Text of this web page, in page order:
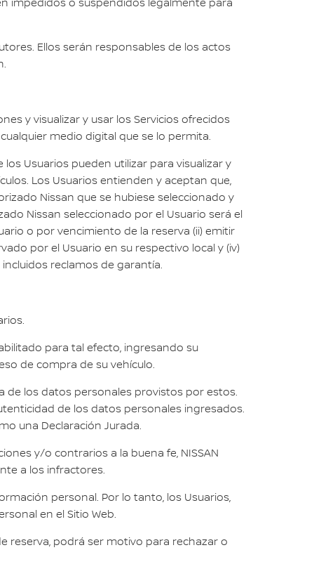
impedidos o suspendidos legalmente para
Ellos serán responsables de los actos
y visualizar y usar los Servicios ofrecidos
medio digital que se lo permita.
Usuarios pueden utilizar para visualizar y
Los Usuarios entienden y aceptan que,
Nissan que se hubiese seleccionado y
Nissan seleccionado por el Usuario será el
o por vencimiento de la reserva (ii) emitir
por el Usuario en su respectivo local y (iv)
reclamos de garantía.
para tal efecto, ingresando su
de compra de su vehículo.
de los datos personales provistos por estos.
de los datos personales ingresados.
una Declaración Jurada.
y/o contrarios a la buena fe, NISSAN
a los infractores.
personal. Por lo tanto, los Usuarios,
en el Sitio Web.
reserva, podrá ser motivo para rechazar o